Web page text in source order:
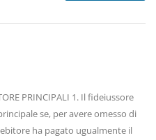
PRINCIPALI 1. Il fideiussore
se, per avere omesso di
ha pagato ugualmente il